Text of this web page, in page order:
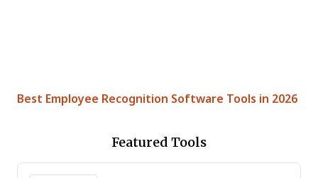
Best Employee Recognition Software Tools in 2026
Featured Tools